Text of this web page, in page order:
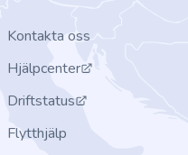
Kontakta oss
Hjälpcenter
Driftstatus
Flytthjälp